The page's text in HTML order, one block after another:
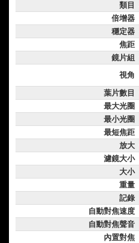
類目
倍增器
穩定器
焦距
鏡片組
視角
葉片數目
最大光圈
最小光圈
最短焦距
放大
濾鏡大小
大小
重量
記錄
自動對焦速度
自動對焦聲音
內置對焦